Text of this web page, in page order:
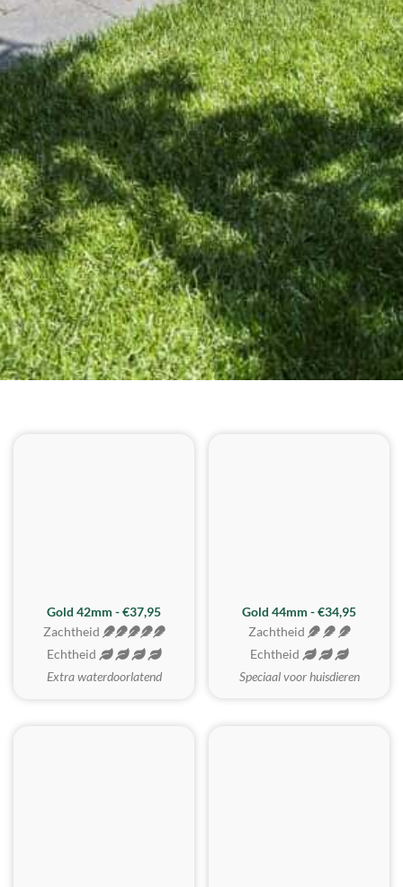
ZACHTSTE
Gold 42mm - €37,95
Zachtheid
Echtheid
Extra waterdoorlatend
Gold 44mm - €34,95
Zachtheid
Echtheid
Speciaal voor huisdieren